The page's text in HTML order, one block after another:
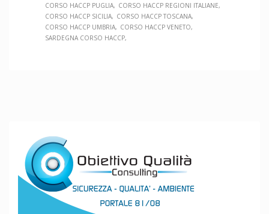
CORSO HACCP PUGLIA
CORSO HACCP REGIONI ITALIANE
CORSO HACCP SICILIA
CORSO HACCP TOSCANA
CORSO HACCP UMBRIA
CORSO HACCP VENETO
SARDEGNA CORSO HACCP